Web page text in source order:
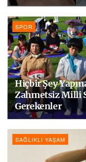
SPOR
Hiçbir Şey
Zahmetsiz Milli
Gerekenler
SAĞLIKLI YAŞAM